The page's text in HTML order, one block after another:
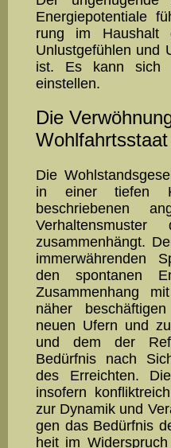
Energiepotentiale
rung im Haushalt
Unlustgefüh­len und
ist. Es kann sich
einstellen.
Die
Wohlfahrtsstaat
Die
in einer tiefen
beschriebenen
zusammenhängt.
immerwährenden
den spontanen
Zusammenhang
nä­her
neuen Ufern und
und dem der
Bedürfnis nach
des Erreichten.
insofern
zur Dynamik und
gen das Bedürfnis
heit im